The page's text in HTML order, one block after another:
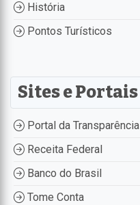
História
Pontos Turísticos
Sites e Portais
Portal da Transparência
Receita Federal
Banco do Brasil
Tome Conta